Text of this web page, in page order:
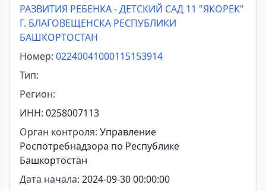
РАЗВИТИЯ РЕБЕНКА - ДЕТСКИЙ САД 11 "ЯКОРЕК"
Г. БЛАГОВЕЩЕНСКА РЕСПУБЛИКИ
БАШКОРТОСТАН
Номер: 02240041000115153914
Тип:
Регион:
ИНН: 0258007113
Орган контроля: Управление
Роспотребнадзора по Республике
Башкортостан
Дата начала: 2024-09-30 00:00:00